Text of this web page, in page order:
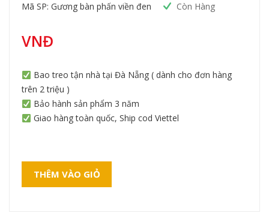
Mã SP: Gương bàn phấn viền đen Còn Hàng
VNĐ
Bao treo tận nhà tại Đà Nẵng ( dành cho đơn hàng
trên 2 triệu )
Bảo hành sản phẩm 3 năm
Giao hàng toàn quốc, Ship cod Viettel
THÊM VÀO GIỎ